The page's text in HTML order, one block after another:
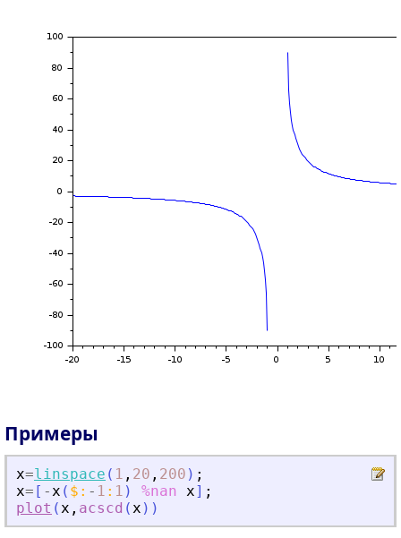
Примеры
x=linspace ( 1 , 20 , 200 ) ;
x= [ -x ( $ : - 1 : 1 ) %nan x] ;
plot (x , acscd (x ) )